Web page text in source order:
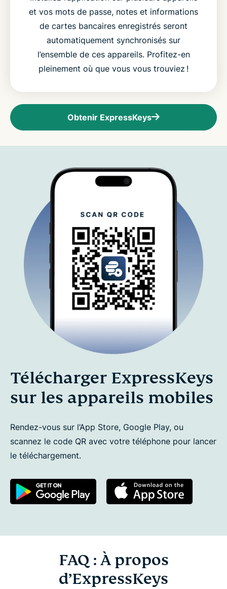
et vos mots de passe, notes et informations
de cartes bancaires enregistrés seront
automatiquement synchronisés sur
l’ensemble de ces appareils. Profitez-en
pleinement où que vous vous trouviez !
Obtenir ExpressKeys
Télécharger ExpressKeys
sur les appareils mobiles
Rendez-vous sur l’App Store, Google Play, ou
scannez le code QR avec votre téléphone pour lancer
le téléchargement.
FAQ : À propos
d’ExpressKeys